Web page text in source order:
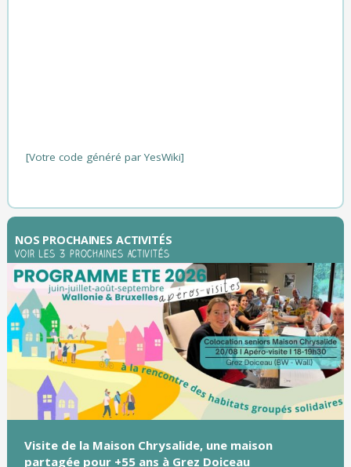
[Votre code généré par YesWiki]
NOS PROCHAINES ACTIVITÉS
Voir les 3 prochaines activités
Visite de la Maison Chrysalide, une maison
partagée pour +55 ans à Grez Doiceau